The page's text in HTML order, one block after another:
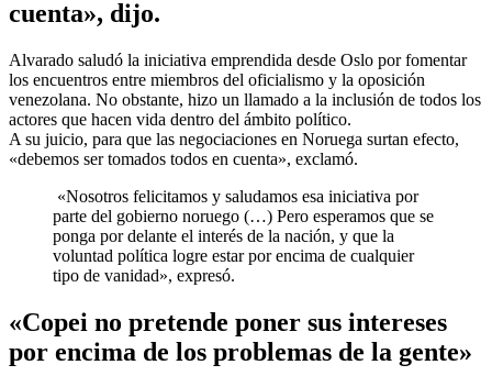
cuenta», dijo.
Alvarado saludó la iniciativa emprendida desde Oslo por fomentar
los encuentros entre miembros del oficialismo y la oposición
venezolana. No obstante, hizo un llamado a la inclusión de todos los
actores que hacen vida dentro del ámbito político.
A su juicio, para que las negociaciones en Noruega surtan efecto,
«debemos ser tomados todos en cuenta», exclamó.
«Nosotros felicitamos y saludamos esa iniciativa por
parte del gobierno noruego (…) Pero esperamos que se
ponga por delante el interés de la nación, y que la
voluntad política logre estar por encima de cualquier
tipo de vanidad», expresó.
«Copei no pretende poner sus intereses
por encima de los problemas de la gente»